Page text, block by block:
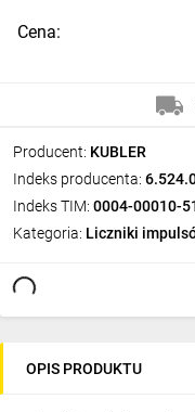
Producent: KUBLER
Indeks producenta:
Indeks TIM: 0004-00010-
Kategoria: Liczniki
Cena:
OPIS PRODUKTU